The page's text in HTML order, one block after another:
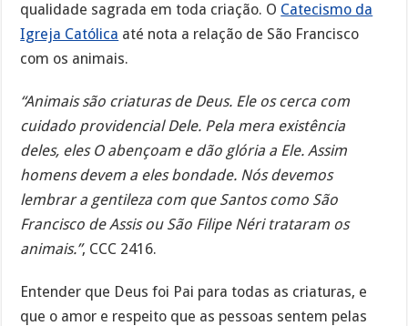
qualidade sagrada em toda criação. O Catecismo da
Igreja Católica até nota a relação de São Francisco
com os animais.
“Animais são criaturas de Deus. Ele os cerca com
cuidado providencial Dele. Pela mera existência
deles, eles O abençoam e dão glória a Ele. Assim
homens devem a eles bondade. Nós devemos
lembrar a gentileza com que Santos como São
Francisco de Assis ou São Filipe Néri trataram os
animais.”, CCC 2416.
Entender que Deus foi Pai para todas as criaturas, e
que o amor e respeito que as pessoas sentem pelas